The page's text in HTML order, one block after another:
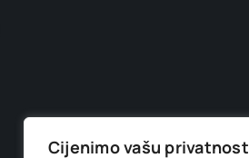
Cijenimo vašu privatnost